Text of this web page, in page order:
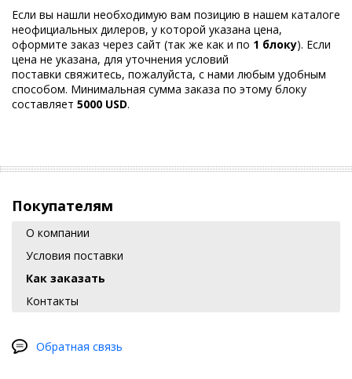
Если вы нашли необходимую вам позицию в нашем каталоге
неофициальных дилеров, у которой указана цена,
оформите заказ через сайт (так же как и по 1 блоку). Если
цена не указана, для уточнения условий
поставки свяжитесь, пожалуйста, с нами любым удобным
способом. Минимальная сумма заказа по этому блоку
составляет 5000 USD.
Покупателям
О компании
Условия поставки
Как заказать
Контакты
Обратная связь